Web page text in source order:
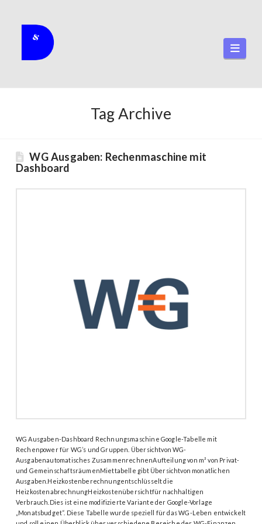
Tag Archive
WG Ausgaben: Rechenmaschine mit
Dashboard
WG Ausgaben-Dashboard Rechnungsmaschine Google-Tabelle mit
Rechenpower für WG’s und Gruppen. Übersichtvon WG-
Ausgabenautomatisches ZusammenrechnenAufteilung von m² von Privat-
und GemeinschaftsräumenMiettabelle gibt Übersichtvon monatlichen
Ausgaben.Heizkostenberechnungentschlüsselt die
HeizkostenabrechnungHeizkostenübersichtfür nachhaltigen
Verbrauch.Dies ist eine modifizierte Variante der Google-Vorlage
„Monatsbudget“. Diese Tabelle wurde speziell für das WG-Leben entwickelt